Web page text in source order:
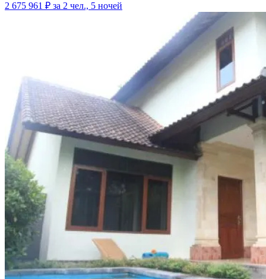
2 675 961 ₽ за 2 чел., 5 ночей